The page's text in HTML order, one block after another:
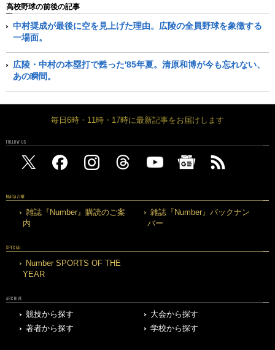
高校野球の前後の記事
中村奨成が最後に空を見上げた理由。広陵の全員野球を象徴する
一場面。
広陵・中村の本塁打で甦った'85年夏。清原和博が今も忘れない、
あの瞬間。
毎日6時・11時・17時に最新記事をお届けします
FOLLOW US
MAGAZINE
雑誌『Number』購読のご案
内
雑誌『Number』バックナン
バー
SPECIAL
Number SPORTS OF THE
YEAR
ARCHIVE
競技から探す
大会から探す
著者から探す
学校から探す